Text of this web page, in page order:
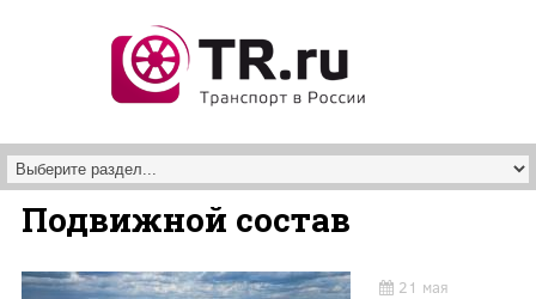
Подвижной состав
21 мая